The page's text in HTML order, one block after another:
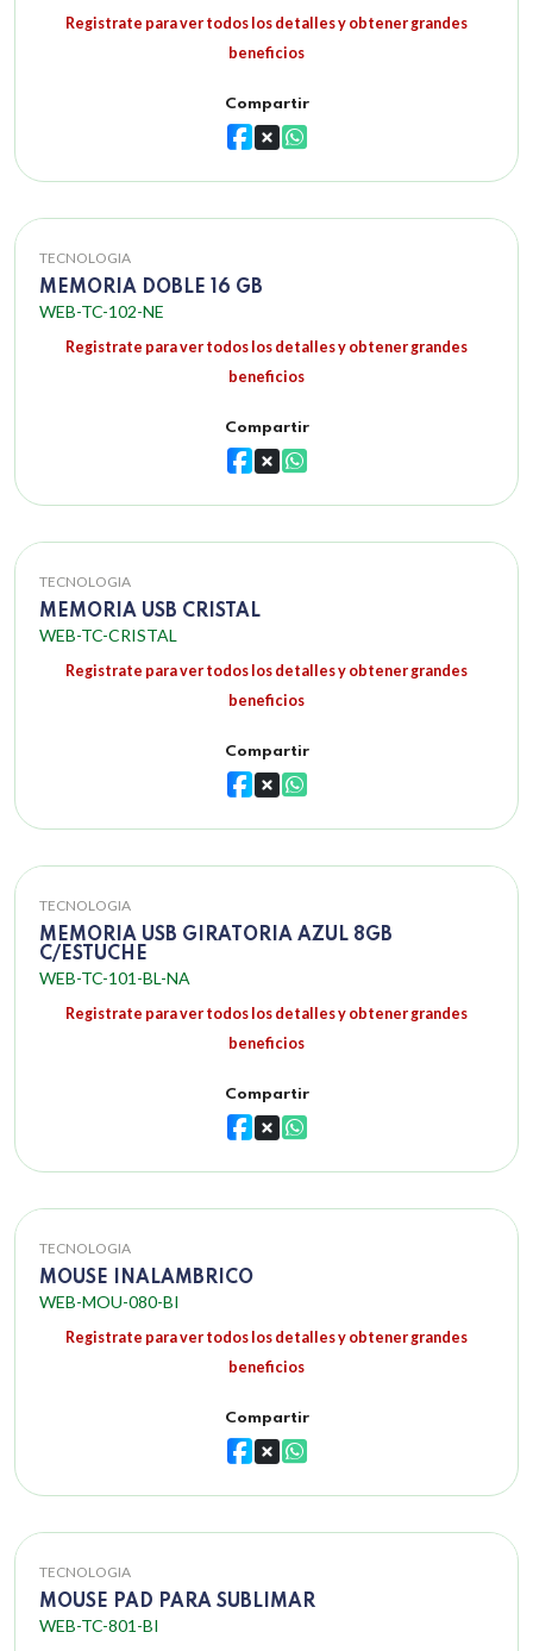
Registrate para ver todos los detalles y obtener grandes
beneficios
Compartir
TECNOLOGIA
MEMORIA DOBLE 16 GB
WEB-TC-102-NE
Registrate para ver todos los detalles y obtener grandes
beneficios
Compartir
TECNOLOGIA
MEMORIA USB CRISTAL
WEB-TC-CRISTAL
Registrate para ver todos los detalles y obtener grandes
beneficios
Compartir
TECNOLOGIA
MEMORIA USB GIRATORIA AZUL 8GB
C/ESTUCHE
WEB-TC-101-BL-NA
Registrate para ver todos los detalles y obtener grandes
beneficios
Compartir
TECNOLOGIA
MOUSE INALAMBRICO
WEB-MOU-080-BI
Registrate para ver todos los detalles y obtener grandes
beneficios
Compartir
TECNOLOGIA
MOUSE PAD PARA SUBLIMAR
WEB-TC-801-BI